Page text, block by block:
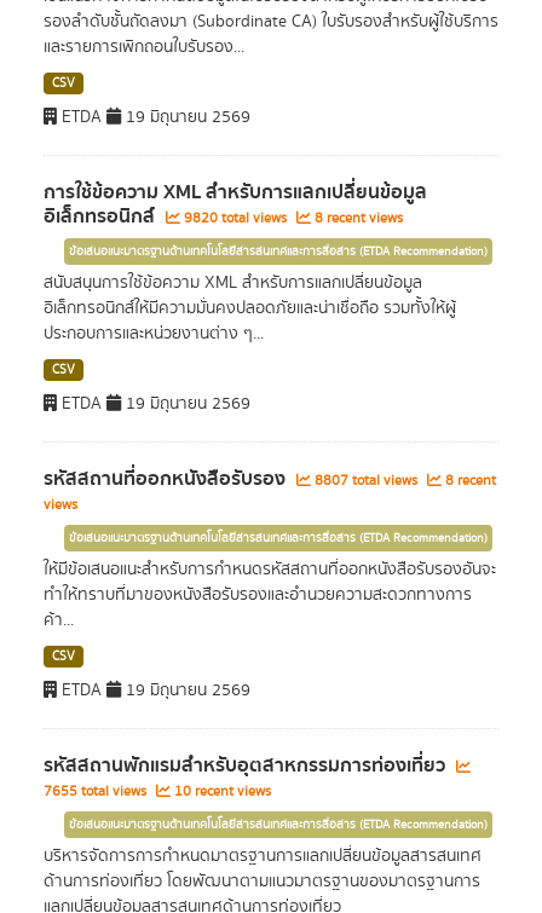
รองลำดับชั้นถัดลงมา (Subordinate CA) ใบรับรองสำหรับผู้ใช้บริการ
และรายการเพิกถอนใบรับรอง...
CSV
ETDA 19 มิถุนายน 2569
การใช้ข้อความ XML สำหรับการแลกเปลี่ยนข้อมูล
อิเล็กทรอนิกส์ 9820 total views 8 recent views
ข้อเสนอแนะมาตรฐานด้านเทคโนโลยีสารสนเทศและการสื่อสาร (ETDA Recommendation)
สนับสนุนการใช้ข้อความ XML สำหรับการแลกเปลี่ยนข้อมูล
อิเล็กทรอนิกส์ให้มีความมั่นคงปลอดภัยและน่าเชื่อถือ รวมทั้งให้ผู้
ประกอบการและหน่วยงานต่าง ๆ...
CSV
ETDA 19 มิถุนายน 2569
รหัสสถานที่ออกหนังสือรับรอง 8807 total views
8 recent
views
ข้อเสนอแนะมาตรฐานด้านเทคโนโลยีสารสนเทศและการสื่อสาร (ETDA Recommendation)
ให้มีข้อเสนอแนะสำหรับการกำหนดรหัสสถานที่ออกหนังสือรับรองอันจะ
ทำให้ทราบที่มาของหนังสือรับรองและอำนวยความสะดวกทางการ
ค้า...
CSV
ETDA 19 มิถุนายน 2569
รหัสสถานพักแรมสำหรับอุตสาหกรรมการท่องเที่ยว
7655 total views 10 recent views
ข้อเสนอแนะมาตรฐานด้านเทคโนโลยีสารสนเทศและการสื่อสาร (ETDA Recommendation)
บริหารจัดการการกำหนดมาตรฐานการแลกเปลี่ยนข้อมูลสารสนเทศ
ด้านการท่องเที่ยว โดยพัฒนาตามแนวมาตรฐานของมาตรฐานการ
แลกเปลี่ยนข้อมูลสารสนเทศด้านการท่องเที่ยว